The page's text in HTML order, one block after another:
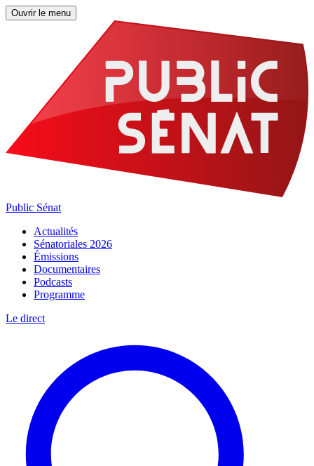
Ouvrir le menu
Public Sénat
Actualités
Sénatoriales 2026
Émissions
Documentaires
Podcasts
Programme
Le direct